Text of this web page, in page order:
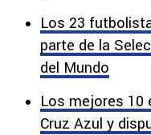
Los 23
parte de la
del Mundo
Los mejores 10
Cruz Azul y